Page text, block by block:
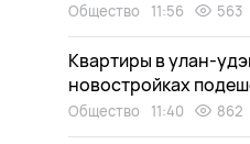
Общество 11:56 563
Квартиры в улан-
новостройках
Общество 11:40 862